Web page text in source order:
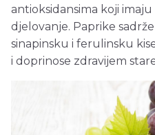
antioksidansima koji
djelovanje. Paprike
sinapinsku i ferulinsku
i doprinose zdravijem